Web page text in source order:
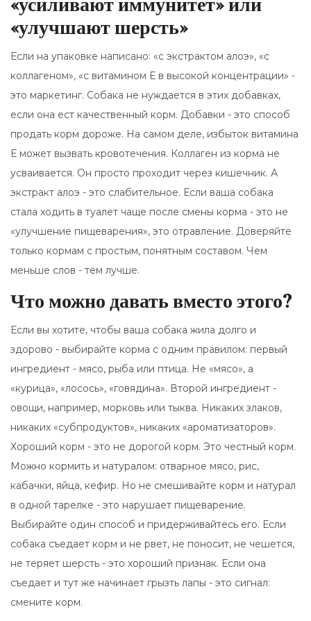
«усиливают иммунитет» или
«улучшают шерсть»
Если на упаковке написано: «с экстрактом алоэ», «с
коллагеном», «с витамином Е в высокой концентрации» -
это маркетинг. Собака не нуждается в этих добавках,
если она ест качественный корм. Добавки - это способ
продать корм дороже. На самом деле, избыток витамина
Е может вызвать кровотечения. Коллаген из корма не
усваивается. Он просто проходит через кишечник. А
экстракт алоэ - это слабительное. Если ваша собака
стала ходить в туалет чаще после смены корма - это не
«улучшение пищеварения», это отравление. Доверяйте
только кормам с простым, понятным составом. Чем
меньше слов - тем лучше.
Что можно давать вместо этого?
Если вы хотите, чтобы ваша собака жила долго и
здорово - выбирайте корма с одним правилом: первый
ингредиент - мясо, рыба или птица. Не «мясо», а
«курица», «лосось», «говядина». Второй ингредиент -
овощи, например, морковь или тыква. Никаких злаков,
никаких «субпродуктов», никаких «ароматизаторов».
Хороший корм - это не дорогой корм. Это честный корм.
Можно кормить и натуралом: отварное мясо, рис,
кабачки, яйца, кефир. Но не смешивайте корм и натурал
в одной тарелке - это нарушает пищеварение.
Выбирайте один способ и придерживайтесь его. Если
собака съедает корм и не рвет, не поносит, не чешется,
не теряет шерсть - это хороший признак. Если она
съедает и тут же начинает грызть лапы - это сигнал:
смените корм.